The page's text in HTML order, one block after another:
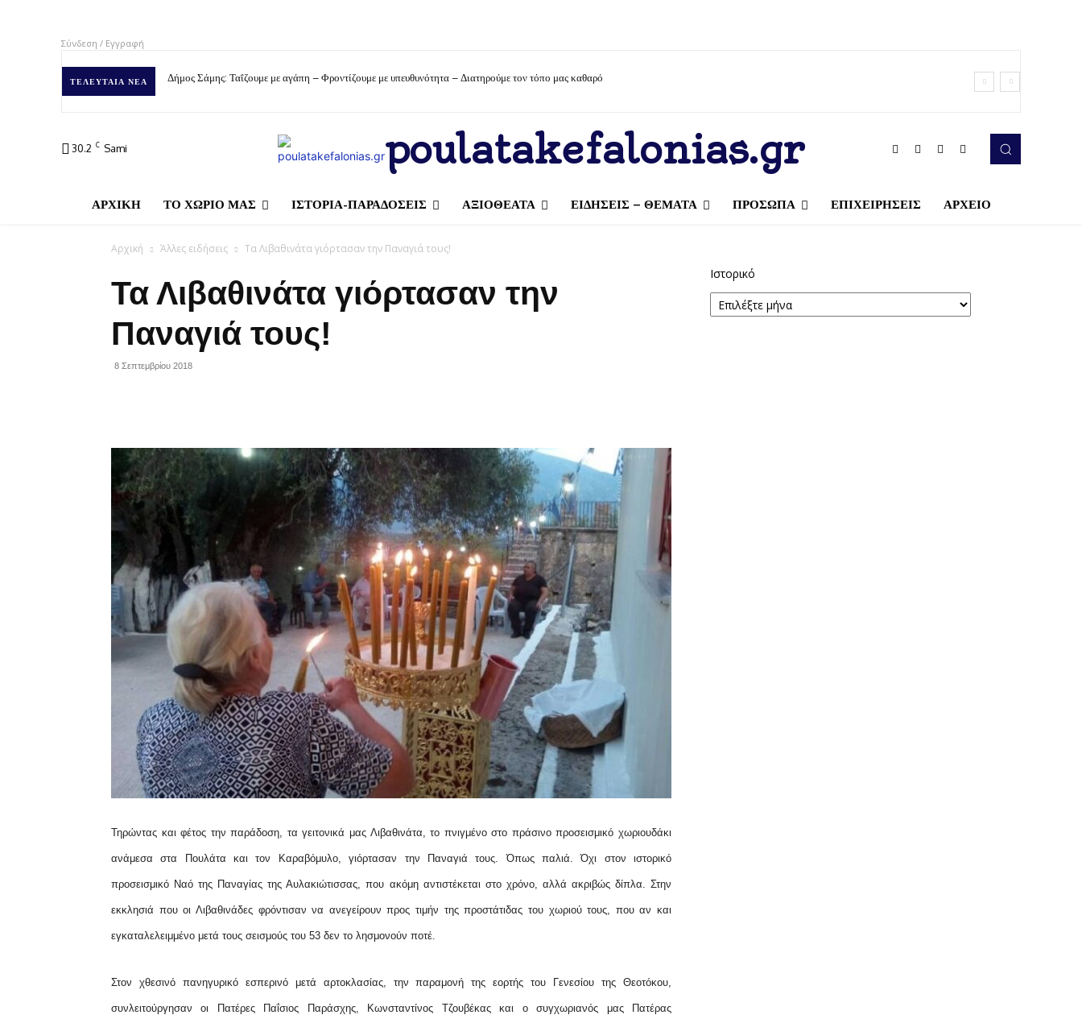
Σύνδεση / Εγγραφή
ΤΕΛΕΥΤΑΊΑ ΝΈΑ Δήμος Σάμης: Ταΐζουμε με αγάπη – Φροντίζουμε με υπευθυνότητα – Διατηρούμε τον τόπο μας καθαρό
30.2 C Sami poulatakefalonias.gr
ΑΡΧΙΚΗ ΤΟ ΧΩΡΙΟ ΜΑΣ ΙΣΤΟΡΙΑ-ΠΑΡΑΔΟΣΕΙΣ ΑΞΙΟΘΕΑΤΑ ΕΙΔΗΣΕΙΣ – ΘΕΜΑΤΑ ΠΡΟΣΩΠΑ ΕΠΙΧΕΙΡΗΣΕΙΣ ΑΡΧΕΙΟ
Αρχική Άλλες ειδήσεις Τα Λιβαθινάτα γιόρτασαν την Παναγιά τους!
Τα Λιβαθινάτα γιόρτασαν την
Παναγιά τους!
8 Σεπτεμβρίου 2018
Τηρώντας και φέτος την παράδοση, τα γειτονικά μας Λιβαθινάτα, το πνιγμένο στο πράσινο προσεισμικό χωριουδάκι
ανάμεσα στα Πουλάτα και τον Καραβόμυλο, γιόρτασαν την Παναγιά τους. Όπως παλιά. Όχι στον ιστορικό
προσεισμικό Ναό της Παναγίας της Αυλακιώτισσας, που ακόμη αντιστέκεται στο χρόνο, αλλά ακριβώς δίπλα. Στην
εκκλησιά που οι Λιβαθινάδες φρόντισαν να ανεγείρουν προς τιμήν της προστάτιδας του χωριού τους, που αν και
εγκαταλελειμμένο μετά τους σεισμούς του 53 δεν το λησμονούν ποτέ.
Στον χθεσινό πανηγυρικό εσπερινό μετά αρτοκλασίας, την παραμονή της εορτής του Γενεσίου της Θεοτόκου,
συνλειτούργησαν οι Πατέρες Παΐσιος Παράσχης, Κωνσταντίνος Τζουβέκας και ο συγχωριανός μας Πατέρας
Ιστορικό